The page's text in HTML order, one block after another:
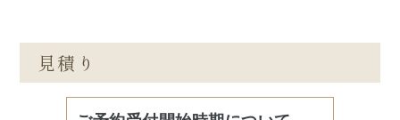
管理費
300 /日
300 /日
300 /日
見積り